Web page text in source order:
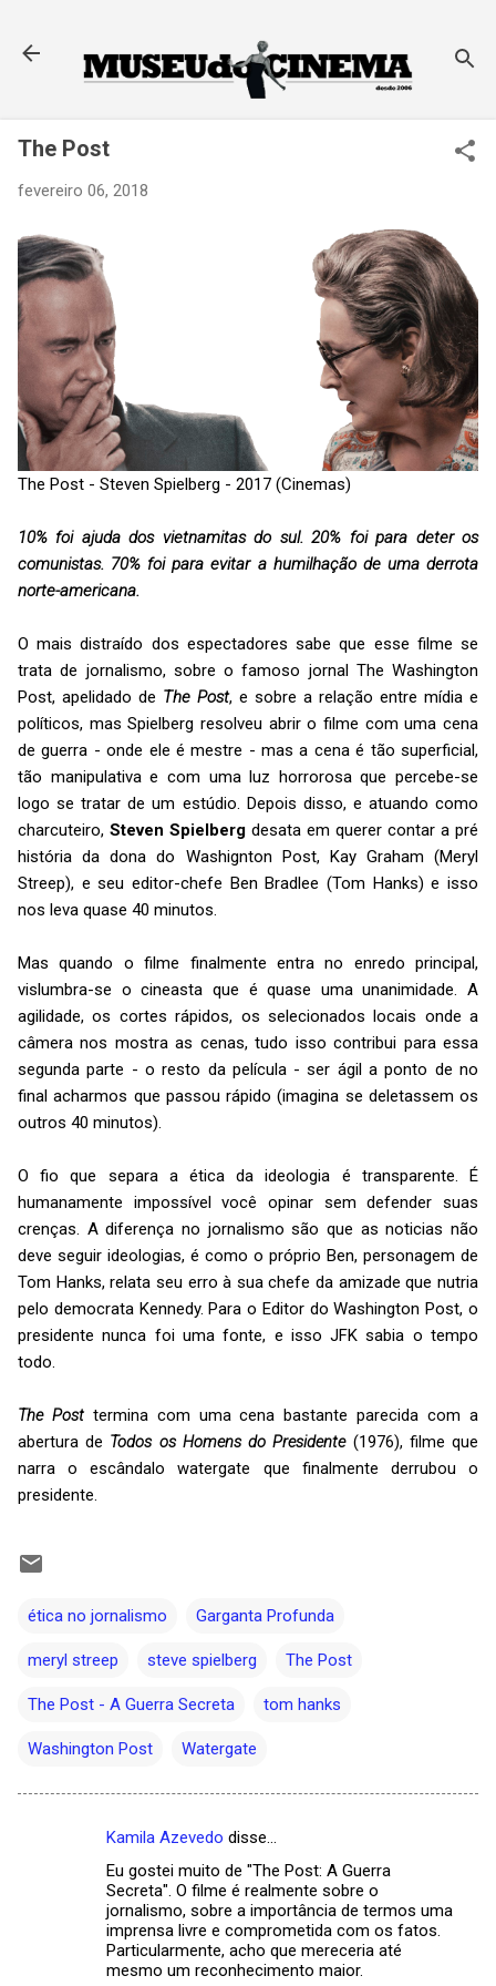
The Post
fevereiro 06, 2018
The Post - Steven Spielberg - 2017 (Cinemas)
10% foi ajuda dos vietnamitas do sul. 20% foi para deter os
comunistas. 70% foi para evitar a humilhação de uma derrota
norte-americana.
O mais distraído dos espectadores sabe que esse filme se
trata de jornalismo, sobre o famoso jornal The Washington
Post, apelidado de The Post, e sobre a relação entre mídia e
políticos, mas Spielberg resolveu abrir o filme com uma cena
de guerra - onde ele é mestre - mas a cena é tão superficial,
tão manipulativa e com uma luz horrorosa que percebe-se
logo se tratar de um estúdio. Depois disso, e atuando como
charcuteiro, Steven Spielberg desata em querer contar a pré
história da dona do Washignton Post, Kay Graham (Meryl
Streep), e seu editor-chefe Ben Bradlee (Tom Hanks) e isso
nos leva quase 40 minutos.
Mas quando o filme finalmente entra no enredo principal,
vislumbra-se o cineasta que é quase uma unanimidade. A
agilidade, os cortes rápidos, os selecionados locais onde a
câmera nos mostra as cenas, tudo isso contribui para essa
segunda parte - o resto da película - ser ágil a ponto de no
final acharmos que passou rápido (imagina se deletassem os
outros 40 minutos).
O fio que separa a ética da ideologia é transparente. É
humanamente impossível você opinar sem defender suas
crenças. A diferença no jornalismo são que as noticias não
deve seguir ideologias, é como o próprio Ben, personagem de
Tom Hanks, relata seu erro à sua chefe da amizade que nutria
pelo democrata Kennedy. Para o Editor do Washington Post, o
presidente nunca foi uma fonte, e isso JFK sabia o tempo
todo.
The Post termina com uma cena bastante parecida com a
abertura de Todos os Homens do Presidente(1976), filme que
narra o escândalo watergate que finalmente derrubou o
presidente.
ética no jornalismo Garganta Profunda
meryl streep steve spielberg The Post
The Post - A Guerra Secreta tom hanks
Washington Post Watergate
Kamila Azevedo disse…
Eu gostei muito de "The Post: A Guerra
Secreta". O filme é realmente sobre o
jornalismo, sobre a importância de termos uma
imprensa livre e comprometida com os fatos.
Particularmente, acho que mereceria até
mesmo um reconhecimento maior.